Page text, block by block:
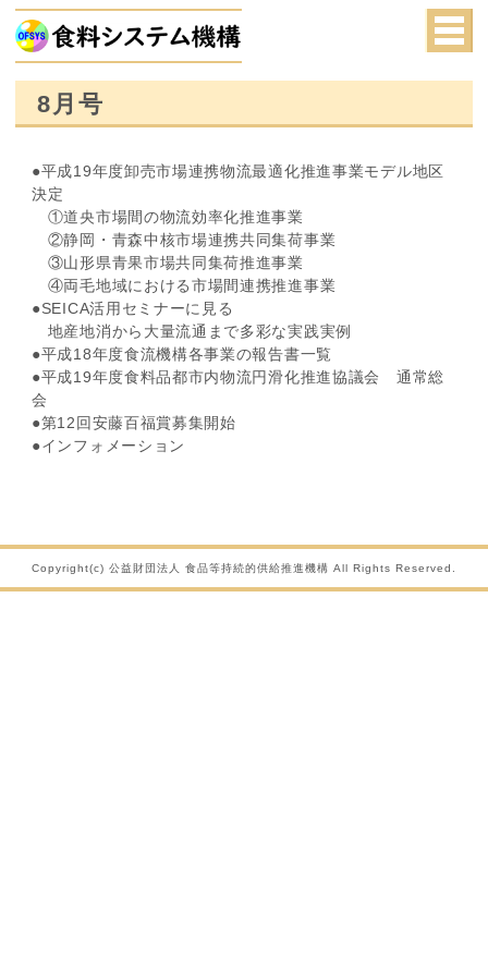
8月号
●平成19年度卸売市場連携物流最適化推進事業モデル地区
決定
①道央市場間の物流効率化推進事業
②静岡・青森中核市場連携共同集荷事業
③山形県青果市場共同集荷推進事業
④両毛地域における市場間連携推進事業
●SEICA活用セミナーに見る
地産地消から大量流通まで多彩な実践実例
●平成18年度食流機構各事業の報告書一覧
●平成19年度食料品都市内物流円滑化推進協議会 通常総
会
●第12回安藤百福賞募集開始
●インフォメーション
Copyright(c) 公益財団法人 食品等持続的供給推進機構 All Rights Reserved.